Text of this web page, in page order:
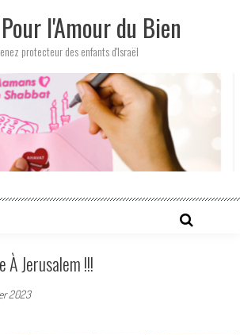
l'Amour du Bien
protecteur des enfants d'Israël
Jerusalem !!!
2023